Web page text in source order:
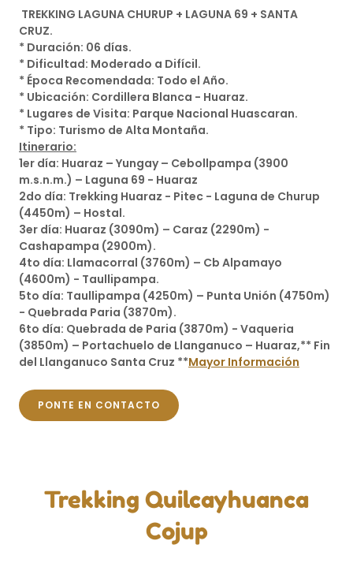
TREKKING LAGUNA CHURUP + LAGUNA 69 + SANTA
CRUZ.
* Duración: 06 días.
* Dificultad: Moderado a Difícil.
* Época Recomendada: Todo el Año.
* Ubicación: Cordillera Blanca - Huaraz.
* Lugares de Visita: Parque Nacional Huascaran.
* Tipo: Turismo de Alta Montaña.
Itinerario:
1er día: Huaraz – Yungay – Cebollpampa (3900
m.s.n.m.) – Laguna 69 - Huaraz
2do día: Trekking Huaraz - Pitec - Laguna de Churup
(4450m) – Hostal.
3er día: Huaraz (3090m) – Caraz (2290m) -
Cashapampa (2900m).
4to día: Llamacorral (3760m) – Cb Alpamayo
(4600m) - Taullipampa.
5to día: Taullipampa (4250m) – Punta Unión (4750m)
- Quebrada Paria (3870m).
6to día: Quebrada de Paria (3870m) - Vaqueria
(3850m) – Portachuelo de Llanganuco – Huaraz,** Fin
del Llanganuco Santa Cruz **Mayor Información
PONTE EN CONTACTO
Trekking Quilcayhuanca
Cojup